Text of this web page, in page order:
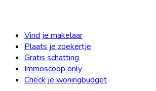
Vind je makelaar
Plaats je zoekertje
Gratis schatting
Immoscoop only
Check je woningbudget